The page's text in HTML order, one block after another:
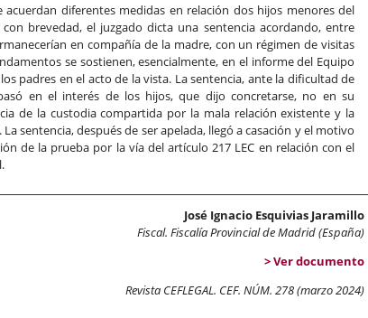
diferentes medidas en relación dos hijos menores del
brevedad, el juzgado dicta una sentencia acordando, entre
en compañía de la madre, con un régimen de visitas
se sostienen, esencialmente, en el informe del Equipo
padres en el acto de la vista. La sentencia, ante la dificultad de
en el interés de los hijos, que dijo concretarse, no en su
de la custodia compartida por la mala relación existente y la
sentencia, después de ser apelada, llegó a casación y el motivo
de la prueba por la vía del artículo 217 LEC en relación con el
José Ignacio Esquivias Jaramillo
Fiscal. Fiscalía Provincial de Madrid (España)
> Ver documento
Revista CEFLEGAL. CEF. NÚM. 278 (marzo 2024)